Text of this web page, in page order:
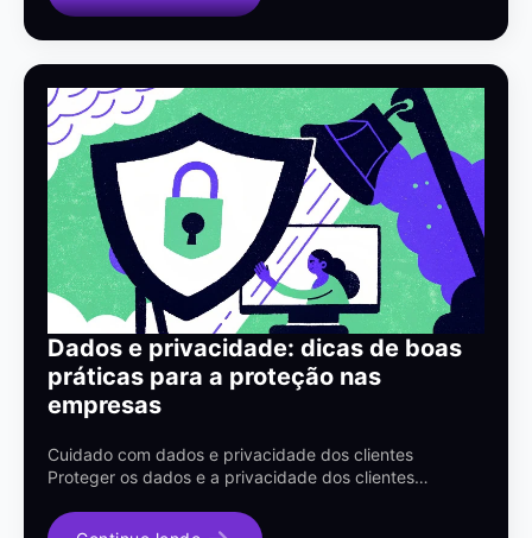
Dados e privacidade: dicas de boas
práticas para a proteção nas
empresas
Cuidado com dados e privacidade dos clientes
Proteger os dados e a privacidade dos clientes…